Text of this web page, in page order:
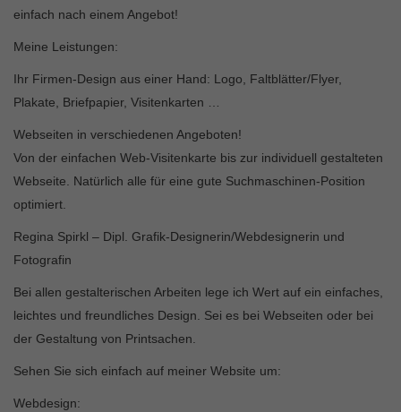
einfach nach einem Angebot!
Meine Leistungen:
Ihr Firmen-Design aus einer Hand: Logo, Faltblätter/Flyer,
Plakate, Briefpapier, Visitenkarten …
Webseiten in verschiedenen Angeboten!
Von der einfachen Web-Visitenkarte bis zur individuell gestalteten
Webseite. Natürlich alle für eine gute Suchmaschinen-Position
optimiert.
Regina Spirkl – Dipl. Grafik-Designerin/Webdesignerin und
Fotografin
Bei allen gestalterischen Arbeiten lege ich Wert auf ein einfaches,
leichtes und freundliches Design. Sei es bei Webseiten oder bei
der Gestaltung von Printsachen.
Sehen Sie sich einfach auf meiner Website um:
Webdesign: